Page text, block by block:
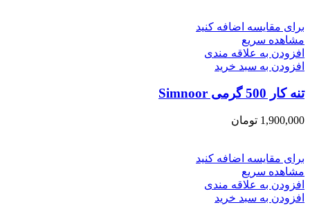
برای مقایسه اضافه کنید
مشاهده سریع
افزودن به علاقه مندی
افزودن به سبد خرید
تنه کار 500 گرمی Simnoor
1,900,000 تومان
برای مقایسه اضافه کنید
مشاهده سریع
افزودن به علاقه مندی
افزودن به سبد خرید